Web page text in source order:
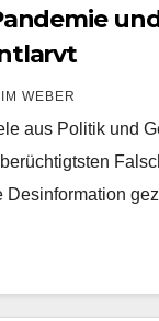
WEBER
aus Politik und
Desinformation